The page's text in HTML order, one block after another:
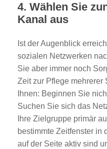
4. Wählen Sie
Kanal aus
Ist der Augenblick
sozialen Netzwerken
Sie aber immer noch
Zeit zur Pflege mehrerer
Ihnen: Beginnen Sie
Suchen Sie sich das
Ihre Zielgruppe primär
bestimmte Zeitfenster in
auf der Seite aktiv sind